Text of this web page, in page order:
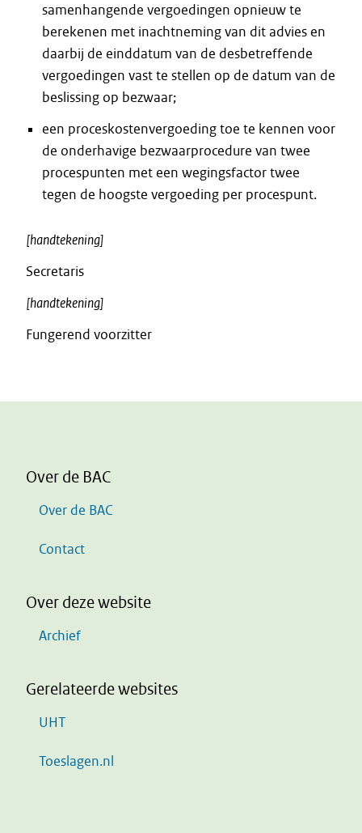
samenhangende vergoedingen opnieuw te
berekenen met inachtneming van dit advies en
daarbij de einddatum van de desbetreffende
vergoedingen vast te stellen op de datum van de
beslissing op bezwaar;
een proceskostenvergoeding toe te kennen voor
de onderhavige bezwaarprocedure van twee
procespunten met een wegingsfactor twee
tegen de hoogste vergoeding per procespunt.
[handtekening]
Secretaris
[handtekening]
Fungerend voorzitter
Over de BAC
Over de BAC
Contact
Over deze website
Archief
Gerelateerde websites
UHT
Toeslagen.nl